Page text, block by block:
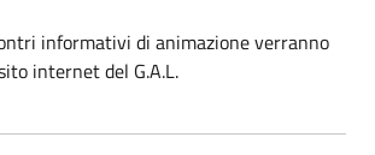
informativi di animazione verranno
internet del G.A.L.